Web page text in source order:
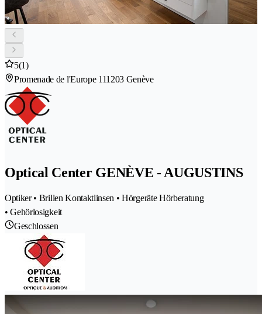
5(1)
Promenade de l'Europe 111203 Genève
Optical Center GENÈVE - AUGUSTINS
Optiker • Brillen Kontaktlinsen • Hörgeräte Hörberatung
• Gehörlosigkeit
Geschlossen